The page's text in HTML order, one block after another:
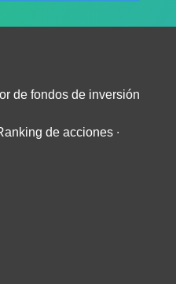
de fondos de inversión
de acciones ∙